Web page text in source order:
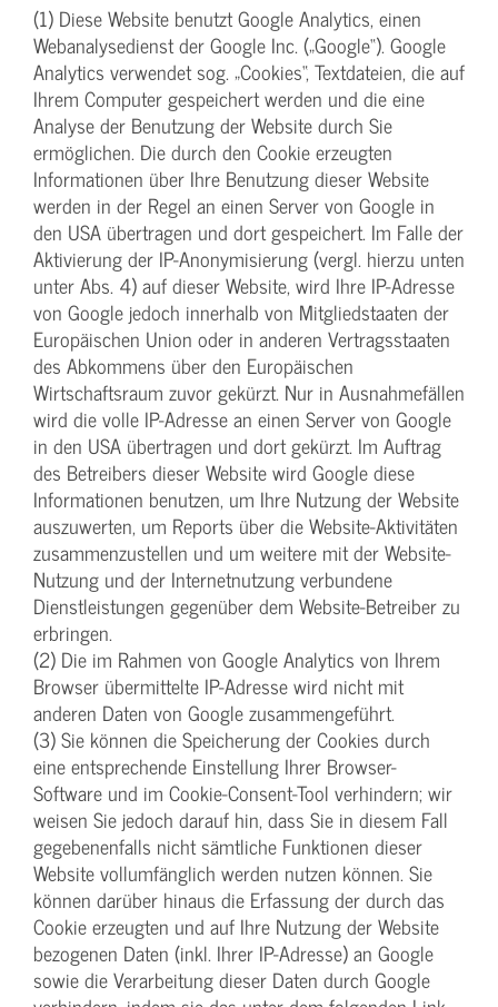
(1) Diese Website benutzt Google Analytics, einen
Webanalysedienst der Google Inc. („Google“). Google
Analytics verwendet sog. „Cookies“, Textdateien, die auf
Ihrem Computer gespeichert werden und die eine
Analyse der Benutzung der Website durch Sie
ermöglichen. Die durch den Cookie erzeugten
Informationen über Ihre Benutzung dieser Website
werden in der Regel an einen Server von Google in
den USA übertragen und dort gespeichert. Im Falle der
Aktivierung der IP-Anonymisierung (vergl. hierzu unten
unter Abs. 4) auf dieser Website, wird Ihre IP-Adresse
von Google jedoch innerhalb von Mitgliedstaaten der
Europäischen Union oder in anderen Vertragsstaaten
des Abkommens über den Europäischen
Wirtschaftsraum zuvor gekürzt. Nur in Ausnahmefällen
wird die volle IP-Adresse an einen Server von Google
in den USA übertragen und dort gekürzt. Im Auftrag
des Betreibers dieser Website wird Google diese
Informationen benutzen, um Ihre Nutzung der Website
auszuwerten, um Reports über die Website-Aktivitäten
zusammenzustellen und um weitere mit der Website-
Nutzung und der Internetnutzung verbundene
Dienstleistungen gegenüber dem Website-Betreiber zu
erbringen.
(2) Die im Rahmen von Google Analytics von Ihrem
Browser übermittelte IP-Adresse wird nicht mit
anderen Daten von Google zusammengeführt.
(3) Sie können die Speicherung der Cookies durch
eine entsprechende Einstellung Ihrer Browser-
Software und im Cookie-Consent-Tool verhindern; wir
weisen Sie jedoch darauf hin, dass Sie in diesem Fall
gegebenenfalls nicht sämtliche Funktionen dieser
Website vollumfänglich werden nutzen können. Sie
können darüber hinaus die Erfassung der durch das
Cookie erzeugten und auf Ihre Nutzung der Website
bezogenen Daten (inkl. Ihrer IP-Adresse) an Google
sowie die Verarbeitung dieser Daten durch Google